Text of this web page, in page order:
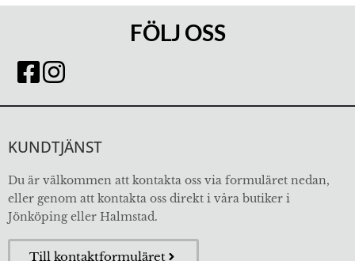
FÖLJ OSS
KUNDTJÄNST
Du är välkommen att kontakta oss via formuläret nedan,
eller genom att kontakta oss direkt i våra butiker i
Jönköping eller Halmstad.
Till kontaktformuläret